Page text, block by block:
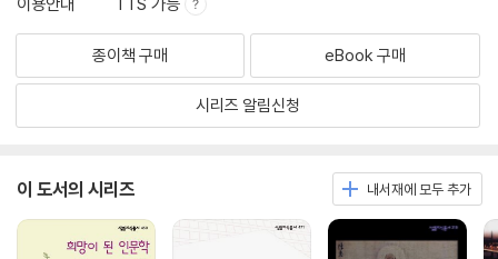
종이책 구매 eBook 구매
시리즈 알림신청
이 도서의 시리즈 내서재에 모두 추가